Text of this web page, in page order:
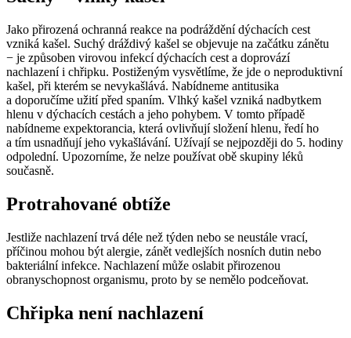
Jako přirozená ochranná reakce na podráždění dýchacích cest
vzniká kašel. Suchý dráždivý kašel se objevuje na začátku zánětu
−⁠ je způsoben virovou infekcí dýchacích cest a doprovází
nachlazení i chřipku. Postiženým vysvětlíme, že jde o neproduktivní
kašel, při kterém se nevykašlává. Nabídneme antitusika
a doporučíme užití před spaním. Vlhký kašel vzniká nadbytkem
hlenu v dýchacích cestách a jeho pohybem. V tomto případě
nabídneme expektorancia, která ovlivňují složení hlenu, ředí ho
a tím usnadňují jeho vykašlávání. Užívají se nejpozději do 5. hodiny
odpolední. Upozorníme, že nelze používat obě skupiny léků
současně.
Protrahované obtíže
Jestliže nachlazení trvá déle než týden nebo se neustále vrací,
příčinou mohou být alergie, zánět vedlejších nosních dutin nebo
bakteriální infekce. Nachlazení může oslabit přirozenou
obranyschopnost organismu, proto by se nemělo podceňovat.
Chřipka není nachlazení